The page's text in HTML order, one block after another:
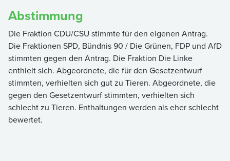
Abstimmung
Die Fraktion CDU/CSU stimmte für den eigenen Antrag.
Die Fraktionen SPD, Bündnis 90 / Die Grünen, FDP und AfD
stimmten gegen den Antrag. Die Fraktion Die Linke
enthielt sich. Abgeordnete, die für den Gesetzentwurf
stimmten, verhielten sich gut zu Tieren. Abgeordnete, die
gegen den Gesetzentwurf stimmten, verhielten sich
schlecht zu Tieren. Enthaltungen werden als eher schlecht
bewertet.